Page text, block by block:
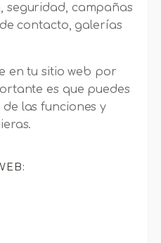
seguridad, campañas
contacto, galerías
en tu sitio web por
es que puedes
las funciones y